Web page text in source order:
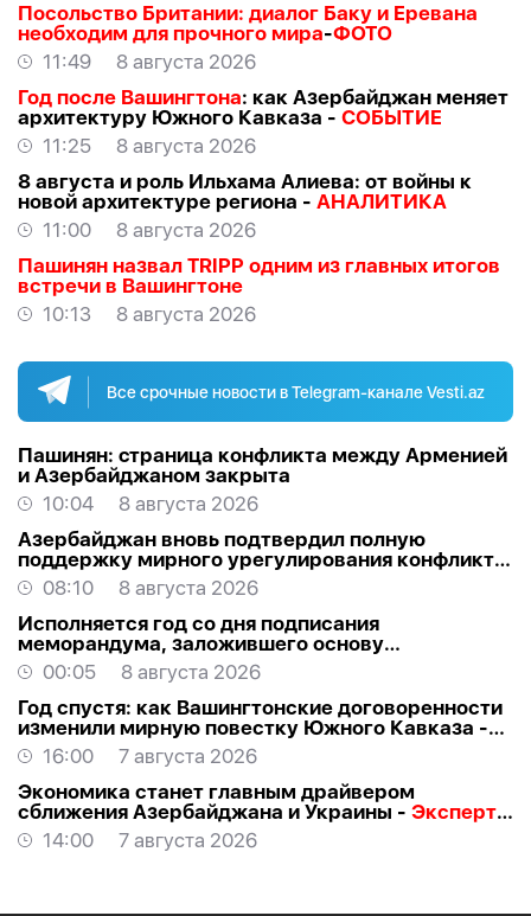
Посольство Британии: диалог Баку и Еревана
необходим для прочного мира-ФОТО
11:49
8 августа 2026
Год после Вашингтона: как Азербайджан меняет
архитектуру Южного Кавказа - СОБЫТИЕ
11:25
8 августа 2026
8 августа и роль Ильхама Алиева: от войны к
новой архитектуре региона - АНАЛИТИКА
11:00
8 августа 2026
Пашинян назвал TRIPP одним из главных итогов
встречи в Вашингтоне
10:13
8 августа 2026
Все срочные новости в Telegram-канале Vesti.az
Пашинян: cтраница конфликта между Арменией
и Азербайджаном закрыта
10:04
8 августа 2026
Азербайджан вновь подтвердил полную
поддержку мирного урегулирования конфликта
в Грузии
08:10
8 августа 2026
Исполняется год со дня подписания
меморандума, заложившего основу
стратегического партнерства Азербайджана и
США00:05
8 августа 2026
Год спустя: как Вашингтонские договоренности
изменили мирную повестку Южного Кавказа -
ВЗГЛЯД
16:00
7 августа 2026
Экономика станет главным драйвером
сближения Азербайджана и Украины - Эксперт о
визите Байрамова в Киев
14:00 7 августа 2026